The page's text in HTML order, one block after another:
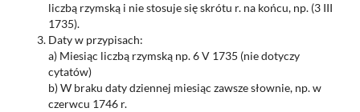
liczbą rzymską i nie stosuje się skrótu r. na końcu, np. (3 III
1735).
Daty w przypisach:
a) Miesiąc liczbą rzymską np. 6 V 1735 (nie dotyczy
cytatów)
b) W braku daty dziennej miesiąc zawsze słownie, np. w
czerwcu 1746 r.